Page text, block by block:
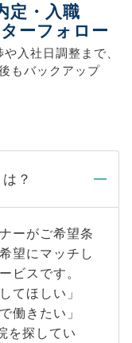
定・入職
ーフォロー
や入社日調整まで、
もバックアップ
？
ーがご希望条
望にマッチし
ビスです。
てほしい」
働きたい」
を探してい